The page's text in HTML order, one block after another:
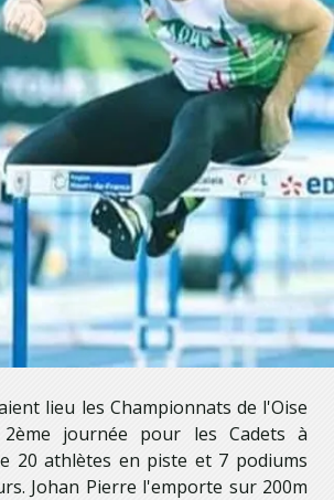
lieu les Championnats de l'Oise
journée pour les Cadets à
20 athlètes en piste et 7 podiums
Johan Pierre l'emporte sur 200m